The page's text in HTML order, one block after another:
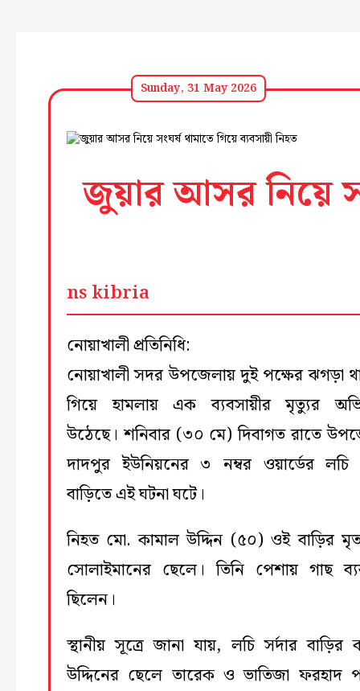
Sunday, 31 May 2026
জুয়ার আসর নিয়ে
ns kibria
নোয়াখালী প্রতিনিধি:
নোয়াখালী সদর উপজেলায় দুই পক্ষের ঝগড়া
গিয়ে হামলায় এক ব্যবসায়ীর মৃত্যুর
উঠেছে। শনিবার (৩০ মে) দিবাগত রাতে
দাদপুর ইউনিয়নের ৩ নম্বর ওয়ার্ডের লচি
বাড়িতে এই ঘটনা ঘটে।
নিহত মো. কামাল উদ্দিন (৫০) ওই বাড়ির
সোলাইমানের ছেলে। তিনি পেশায় গাছ
ছিলেন।
স্থানীয় সূত্রে জানা যায়, লচি সর্দার বাড়ির
উদ্দিনের ছেলে তারেক ও ভাতিজা ফরহাদ